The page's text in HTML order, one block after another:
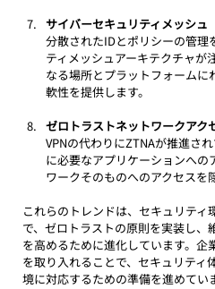
サイバーセキュリティメッシュ
分散されたIDとポリシーの管理
ティメッシュアーキテクチャが
なる場所とプラットフォーム
軟性を提供します。
ゼロトラストネットワークアク
VPNの代わりにZTNAが推進さ
に必要なアプリケーションへの
ワークそのものへのアクセスを
これらのトレンドは、セキュリティ
で、ゼロトラストの原則を実装し
を高めるために進化しています。
を取り入れることで、セキュリティ
境に対応するための準備を進めてい